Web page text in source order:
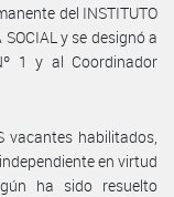
del INSTITUTO
SOCIAL y se designó a
1 y al Coordinador
vacantes habilitados,
en virtud
ha sido resuelto